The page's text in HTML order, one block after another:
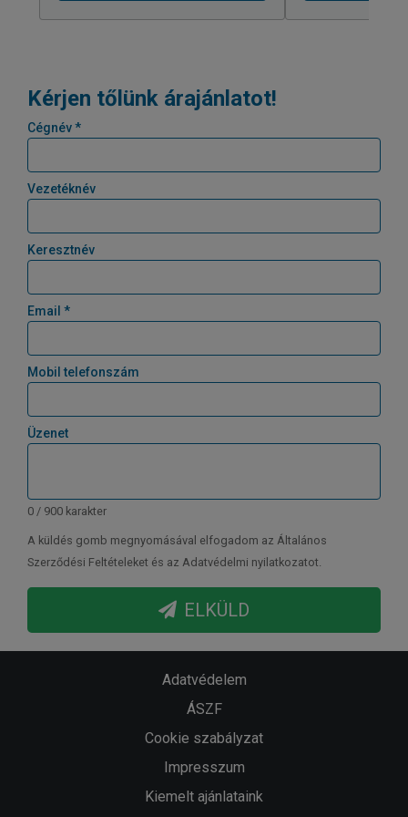
Kérjen tőlünk árajánlatot!
Cégnév *
Vezetéknév
Keresztnév
Email *
Mobil telefonszám
Üzenet
0 / 900 karakter
A küldés gomb megnyomásával elfogadom az Általános
Szerződési Feltételeket és az Adatvédelmi nyilatkozatot.
ELKÜLD
Adatvédelem
ÁSZF
Cookie szabályzat
Impresszum
Kiemelt ajánlataink